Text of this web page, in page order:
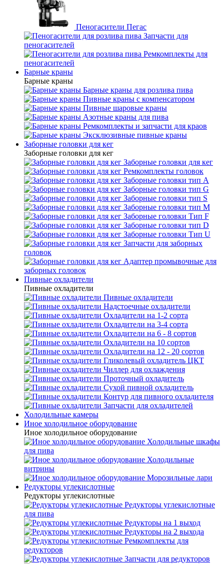
Пеногасители Пегас
Запчасти для
пеногасителей
Ремкомплекты для
пеногасителей
Барные краны
Барные краны
Барные краны для розлива пива
Пивные краны с компенсатором
Пивные шаровые краны
Азотные краны для пива
Ремкомплекты и запчасти для краов
Эксклюзивные пивные краны
Заборные головки для кег
Заборные головки для кег
Заборные головки для кег
Ремкомплекты головок
Заборные головки тип А
Заборные головки тип G
Заборные головки тип S
Заборные головки тип М
Заборные головки Тип F
Заборные головки тип D
Заборные головки Тип U
Запчасти для заборных
головок
Адаптер промывочные для
заборных головок
Пивные охладители
Пивные охладители
Пивные охладители
Надстоечные охладители
Охладители на 1-2 сорта
Охладители на 3-4 сорта
Охладители на 6 - 8 сортов
Охладители на 10 сортов
Охладители на 12 - 20 сортов
Гликолевый охладитель ЦКТ
Чиллер для охлаждения
Проточный охладитель
Сухой пивной охладитель
Контур для пивного охладителя
Запчасти для охладителей
Холодильные камеры
Иное холодильное оборудование
Иное холодильное оборудование
Холодильные шкафы
для пива
Холодильные
витрины
Морозильные лари
Редукторы углекислотные
Редукторы углекислотные
Редукторы углекислотные
для пива
Редукторы на 1 выход
Редукторы на 2 выхода
Ремкомплекты для
редукторов
Запчасти для редукторов